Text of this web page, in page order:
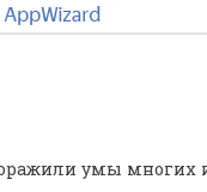
умы многих